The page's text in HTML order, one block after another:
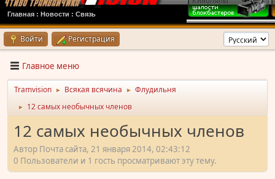
Главная : Новости : Связь
Войти Регистрация
Главное меню
Tramvision ► Всякая всячина ► Флудильня
► 12 самых необычных членов
12 самых необычных членов
Автор Почта сайта, 21 января 2014, 02:43:12
0 Пользователи и 1 гость просматривают эту тему.